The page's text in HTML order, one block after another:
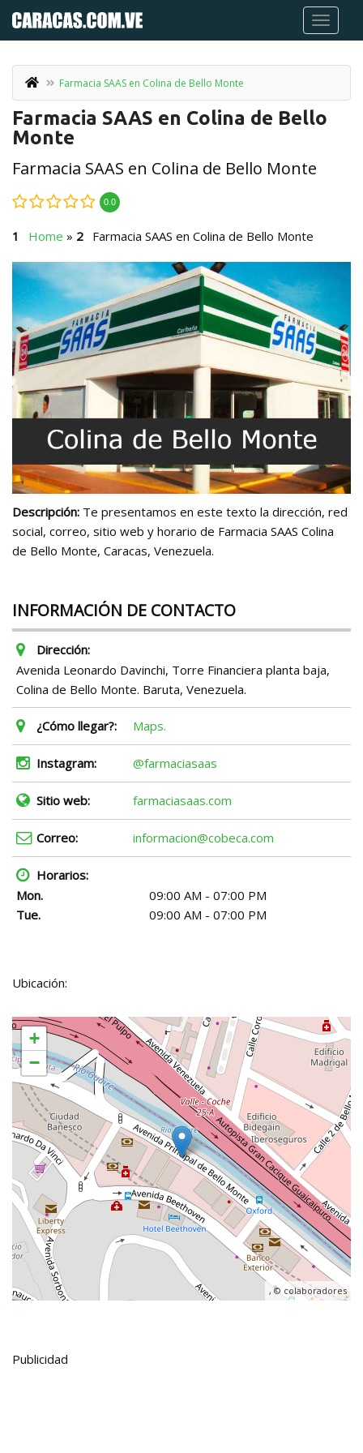
Farmacia SAAS en Colina de Bello Monte
Farmacia SAAS en Colina de Bello
Monte
Farmacia SAAS en Colina de Bello Monte
0.0
Home » Farmacia SAAS en Colina de Bello Monte
Descripción: Te presentamos en este texto la dirección, red
social, correo, sitio web y horario de Farmacia SAAS Colina
de Bello Monte, Caracas, Venezuela.
INFORMACIÓN DE CONTACTO
Dirección:
Avenida Leonardo Davinchi, Torre Financiera planta baja,
Colina de Bello Monte. Baruta, Venezuela.
¿Cómo llegar?: Maps.
Instagram: @farmaciasaas
Sitio web: farmaciasaas.com
Correo: informacion@cobeca.com
Horarios:
Mon.
09:00 AM - 07:00 PM
Tue.
09:00 AM - 07:00 PM
Ubicación:
+
−
, © colaboradores
Publicidad